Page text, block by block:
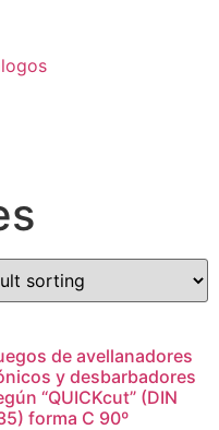
de avellanadores
y desbarbadores
“QUICKcut” (DIN
forma C 90º